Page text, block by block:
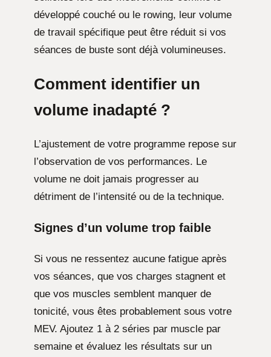
développé couché ou le rowing, leur volume
de travail spécifique peut être réduit si vos
séances de buste sont déjà volumineuses.
Comment identifier un
volume inadapté ?
L’ajustement de votre programme repose sur
l’observation de vos performances. Le
volume ne doit jamais progresser au
détriment de l’intensité ou de la technique.
Signes d’un volume trop faible
Si vous ne ressentez aucune fatigue après
vos séances, que vos charges stagnent et
que vos muscles semblent manquer de
tonicité, vous êtes probablement sous votre
MEV. Ajoutez 1 à 2 séries par muscle par
semaine et évaluez les résultats sur un